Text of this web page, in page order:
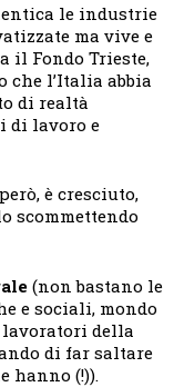
le industrie
ma vive e
il Fondo Trieste,
che l’Italia abbia
di realtà
di lavoro e
è cresciuto,
scommettendo
(non bastano le
e sociali, mondo
della
di far saltare
hanno (!)).